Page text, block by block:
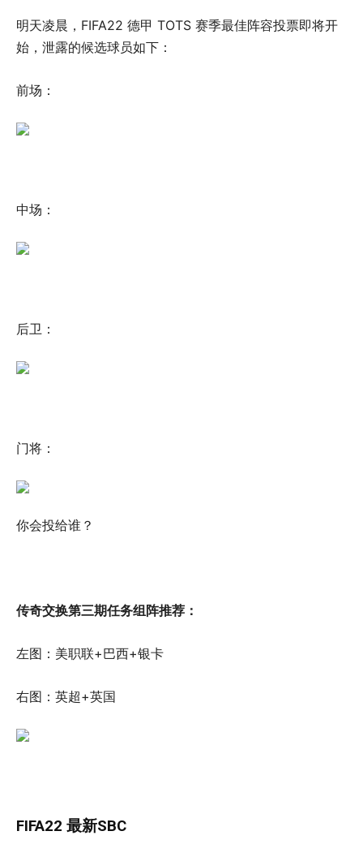
明天凌晨，FIFA22 德甲 TOTS 赛季最佳阵容投票即将开
始，泄露的候选球员如下：
前场：
中场：
后卫：
门将：
你会投给谁？
传奇交换第三期任务组阵推荐：
左图：美职联+巴西+银卡
右图：英超+英国
FIFA22 最新SBC